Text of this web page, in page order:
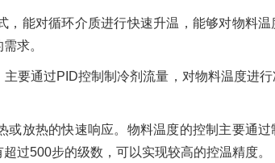
能对循环介质进行快速升温，能够对物料
求。
要通过PID控制制冷剂流量，对物料温度进行
放热的快速响应。物料温度的控制主要通过
过500步的级数，可以实现较高的控温精度。